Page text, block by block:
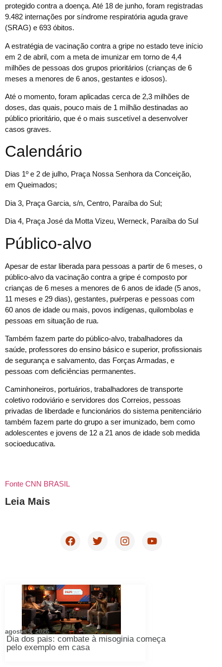
protegido contra a doença. Até 18 de junho, foram registradas
9.482 internações por síndrome respiratória aguda grave
(SRAG) e 693 óbitos.
A estratégia de vacinação contra a gripe no estado teve início
em 2 de abril, com a meta de imunizar em torno de 4,4
milhões de pessoas dos grupos prioritários (crianças de 6
meses a menores de 6 anos, gestantes e idosos).
Até o momento, foram aplicadas cerca de 2,3 milhões de
doses, das quais, pouco mais de 1 milhão destinadas ao
público prioritário, que é o mais suscetível a desenvolver
casos graves.
Calendário
Dias 1º e 2 de julho, Praça Nossa Senhora da Conceição,
em Queimados;
Dia 3, Praça Garcia, s/n, Centro, Paraíba do Sul;
Dia 4, Praça José da Motta Vizeu, Werneck, Paraíba do Sul
Público-alvo
Apesar de estar liberada para pessoas a partir de 6 meses, o
público-alvo da vacinação contra a gripe é composto por
crianças de 6 meses a menores de 6 anos de idade (5 anos,
11 meses e 29 dias), gestantes, puérperas e pessoas com
60 anos de idade ou mais, povos indígenas, quilombolas e
pessoas em situação de rua.
Também fazem parte do público-alvo, trabalhadores da
saúde, professores do ensino básico e superior, profissionais
de segurança e salvamento, das Forças Armadas, e
pessoas com deficiências permanentes.
Caminhoneiros, portuários, trabalhadores de transporte
coletivo rodoviário e servidores dos Correios, pessoas
privadas de liberdade e funcionários do sistema penitenciário
também fazem parte do grupo a ser imunizado, bem como
adolescentes e jovens de 12 a 21 anos de idade sob medida
socioeducativa.
Fonte CNN BRASIL
Leia Mais
Dia dos pais: combate à misoginia começa
pelo exemplo em casa
agosto 9, 2026